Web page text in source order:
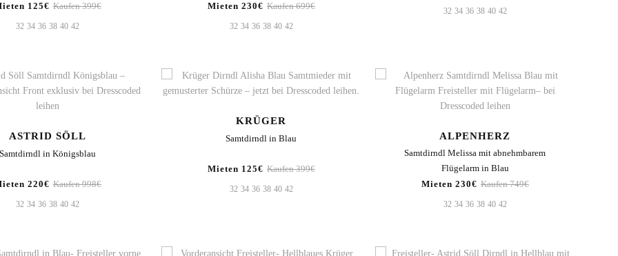
125€ Kaufen 399€
32 34 36 38 40 42
Mieten 230€ Kaufen 699€
32 34 36 38 40 42
32 34 36 38 40 42
ASTRID SÖLL
in Königsblau
220€ Kaufen 998€
32 34 36 38 40 42
KRÜGER
Samtdirndl in Blau
Mieten 125€ Kaufen 399€
32 34 36 38 40 42
ALPENHERZ
Samtdirndl Melissa mit abnehmbarem
Flügelarm in Blau
Mieten 230€ Kaufen 749€
32 34 36 38 40 42